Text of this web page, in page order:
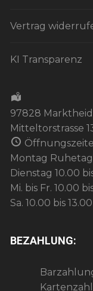
Vertrag
KI Transparenz
97828
Mitteltorstrasse
Montag Ruhetag
Dienstag 10.00
Mi. bis Fr. 10.00
Sa. 10.00 bis
BEZAHLUNG: